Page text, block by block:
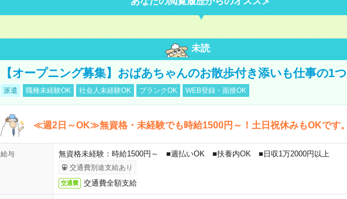
未読
【オープニング募集】おばあちゃんのお散歩付き添いも仕事の1つ
派遣 職種未経験OK 社会人未経験OK ブランクOK WEB登録・面接OK
≪週2日～OK≫無資格・未経験でも時給1500円～！土日祝休みもOKです。
給与 無資格未経験：時給1500円～ ■週払いOK ■扶養内OK ■日収1万2000円以上
交通費別途支給あり
交通費 交通費全額支給